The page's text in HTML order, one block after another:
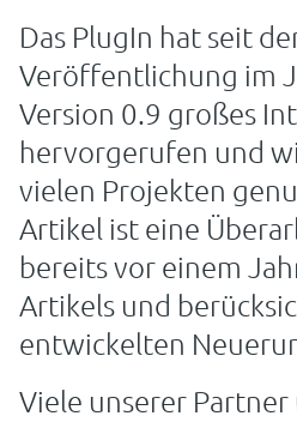
Das PlugIn hat seit
Veröffentlichung im
Version 0.9 großes
hervorgerufen und
vielen Projekten
Artikel ist eine
bereits vor einem
Artikels und
entwickelten
Viele unserer